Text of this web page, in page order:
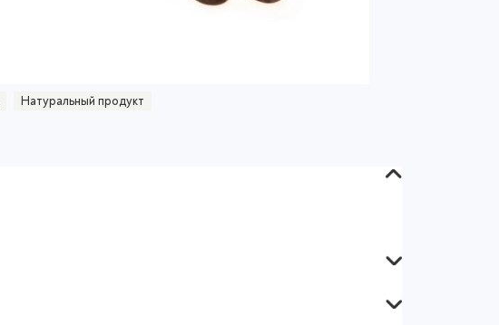
Натуральный продукт